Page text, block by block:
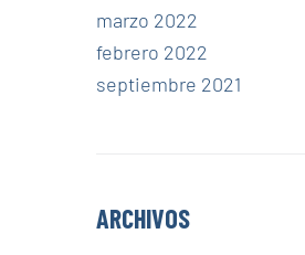
marzo 2022
febrero 2022
septiembre 2021
ARCHIVOS